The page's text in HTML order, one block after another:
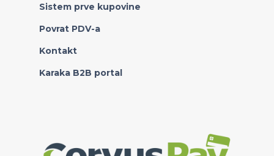
Sistem prve kupovine
Povrat PDV-a
Kontakt
Karaka B2B portal